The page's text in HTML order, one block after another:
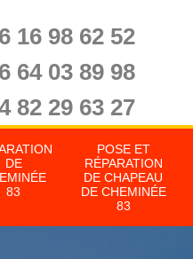
16 98 62 52
64 03 89 98
82 29 63 27
DE
83
POSE ET
RÉPARATION
DE CHAPEAU
DE CHEMINÉE
83